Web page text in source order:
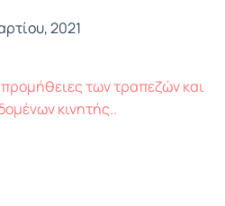
2021
των τραπεζών και
κινητής..